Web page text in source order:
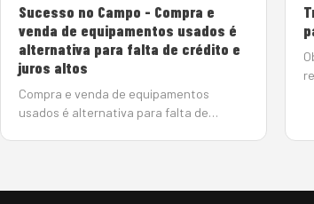
Sucesso no Campo - Compra e
venda de equipamentos usados é
alternativa para falta de crédito e
juros altos
Compra e venda de equipamentos
usados é alternativa para falta de